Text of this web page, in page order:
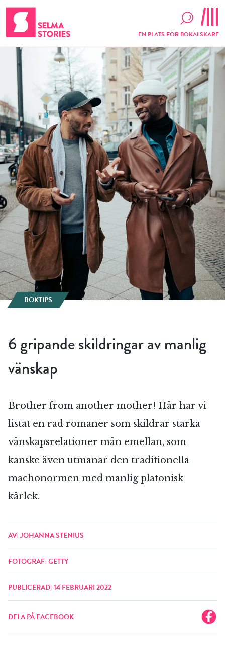
EN PLATS FÖR BOKÄLSKARE
BOKTIPS
6 gripande skildringar av manlig
vänskap
Brother from another mother! Här har vi
listat en rad romaner som skildrar starka
vänskapsrelationer män emellan, som
kanske även utmanar den traditionella
machonormen med manlig platonisk
kärlek.
AV: JOHANNA STENIUS
FOTOGRAF: GETTY
PUBLICERAD: 14 FEBRUARI 2022
DELA PÅ FACEBOOK